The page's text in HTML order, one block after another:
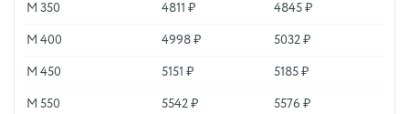
М 350 4811 ₽ 4845 ₽
М 400 4998 ₽ 5032 ₽
М 450 5151 ₽ 5185 ₽
М 550 5542 ₽ 5576 ₽